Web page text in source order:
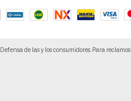
Defensa de las y los consumidores. Para reclamos